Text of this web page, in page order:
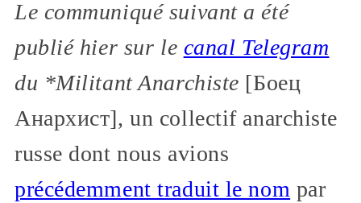
Le communiqué suivant a été
publié hier sur le canal Telegram
du *Militant Anarchiste [Боец
Анархист], un collectif anarchiste
russe dont nous avions
précédemment traduit le nom par